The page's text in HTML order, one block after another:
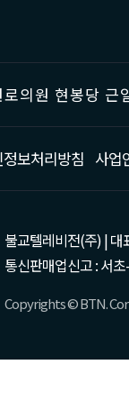
의원 현봉당
보처리방침 사업
불교텔레비전(주) | 대
통신판매업신고 : 서
Copyrights © BTN.